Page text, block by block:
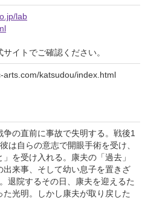
lab
イトでご確認ください。
arts.com/katsudou/index.html
の直前に事故で失明する。戦後1
は自らの意志で開眼手術を受け、
を受け入れる。康夫の「過去」
出来事、そして幼い息子を置きざ
退院するその日、康夫を迎えるた
光明。しかし康夫が取り戻した